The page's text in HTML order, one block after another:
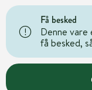
Få besked
Denne vare
få besked,